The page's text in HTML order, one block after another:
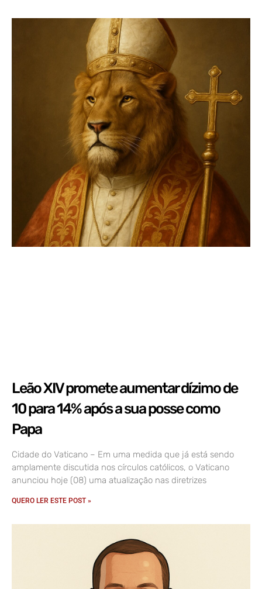
Leão XIV promete aumentar dízimo de
10 para 14% após a sua posse como
Papa
Cidade do Vaticano – Em uma medida que já está sendo
amplamente discutida nos círculos católicos, o Vaticano
anunciou hoje (08) uma atualização nas diretrizes
QUERO LER ESTE POST »